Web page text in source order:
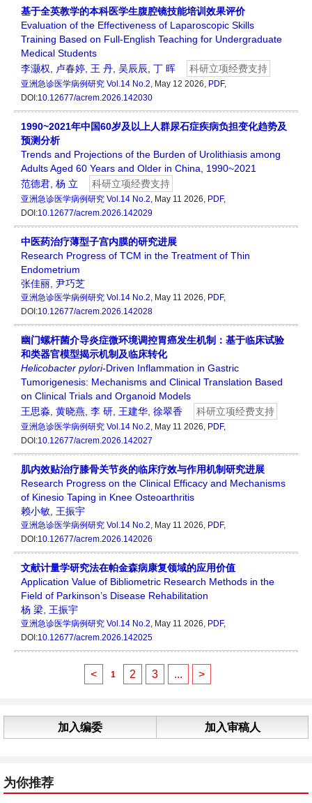
基于全英教学的本科医学生腹腔镜技能培训效果评价
Evaluation of the Effectiveness of Laparoscopic Skills
Training Based on Full-English Teaching for Undergraduate
Medical Students
李灏权
卢春婷 王 丹 吴辰辰 丁 晖 科研立项经费支持
亚洲急诊医学病例研究 Vol.14 No.2, May 12 2026, PDF,
DOI:10.12677/acrem.2026.142030
1990~2021年中国60岁及以上人群尿石症疾病负担变化趋势及
预测分析
Trends and Projections of the Burden of Urolithiasis among
Adults Aged 60 Years and Older in China, 1990~2021
范德君 杨 立 科研立项经费支持
亚洲急诊医学病例研究 Vol.14 No.2, May 11 2026, PDF,
DOI:10.12677/acrem.2026.142029
中医药治疗薄型子宫内膜的研究进展
Research Progress of TCM in the Treatment of Thin
Endometrium
张佳丽 尹巧芝
亚洲急诊医学病例研究 Vol.14 No.2, May 11 2026, PDF,
DOI:10.12677/acrem.2026.142028
幽门螺杆菌介导炎症微环境调控胃癌发生机制：基于临床试验
和类器官模型揭示机制及临床转化
Helicobacter pylori-Driven Inflammation in Gastric
Tumorigenesis: Mechanisms and Clinical Translation Based
on Clinical Trials and Organoid Models
王思淼 黄晓燕 李 研 王建华 徐翠香 科研立项经费支持
亚洲急诊医学病例研究 Vol.14 No.2, May 11 2026, PDF,
DOI:10.12677/acrem.2026.142027
肌内效贴治疗膝骨关节炎的临床疗效与作用机制研究进展
Research Progress on the Clinical Efficacy and Mechanisms
of Kinesio Taping in Knee Osteoarthritis
赖小敏 王振宇
亚洲急诊医学病例研究 Vol.14 No.2, May 11 2026, PDF,
DOI:10.12677/acrem.2026.142026
文献计量学研究法在帕金森病康复领域的应用价值
Application Value of Bibliometric Research Methods in the
Field of Parkinson’s Disease Rehabilitation
杨 梁 王振宇
亚洲急诊医学病例研究 Vol.14 No.2, May 11 2026, PDF,
DOI:10.12677/acrem.2026.142025
< 1 2 3 ... >
加入编委 加入审稿人
为你推荐